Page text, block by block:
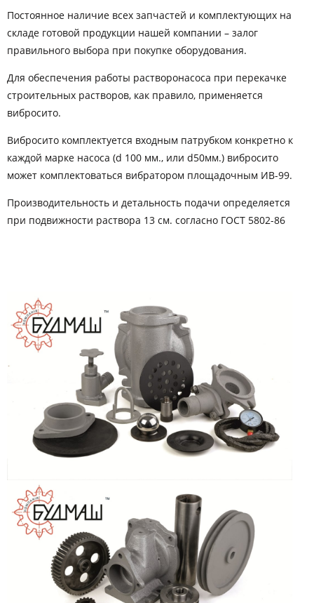
Постоянное наличие всех запчастей и комплектующих на
складе готовой продукции нашей компании – залог
правильного выбора при покупке оборудования.
Для обеспечения работы растворонасоса при перекачке
строительных растворов, как правило, применяется
вибросито.
Вибросито комплектуется входным патрубком конкретно к
каждой марке насоса (d 100 мм., или d50мм.) вибросито
может комплектоваться вибратором площадочным ИВ-99.
Производительность и детальность подачи определяется
при подвижности раствора 13 см. согласно ГОСТ 5802-86